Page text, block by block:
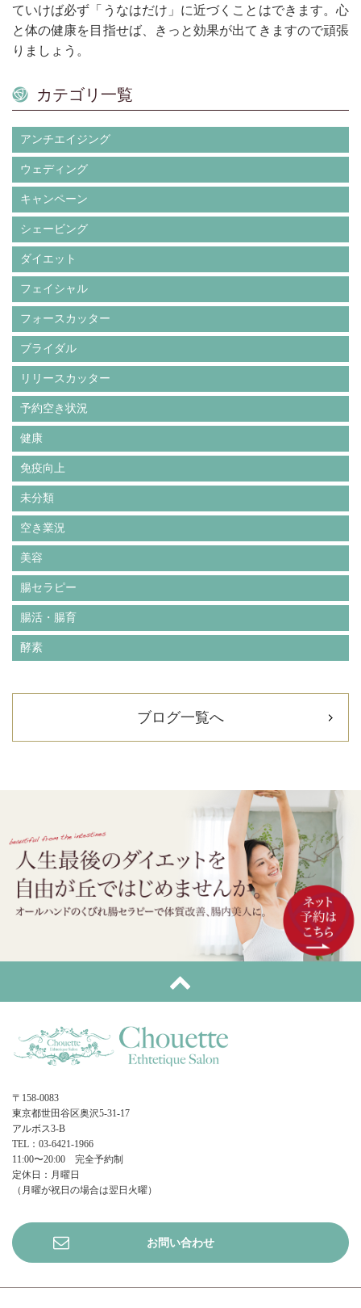
ていけば必ず「うなはだけ」に近づくことはできます。心
と体の健康を目指せば、きっと効果が出てきますので頑張
りましょう。
カテゴリ一覧
アンチエイジング
ウェディング
キャンペーン
シェービング
ダイエット
フェイシャル
フォースカッター
ブライダル
リリースカッター
予約空き状況
健康
免疫向上
未分類
空き業況
美容
腸セラピー
腸活・腸育
酵素
ブログ一覧へ
〒158-0083
東京都世田谷区奥沢5-31-17
アルボス3-B
TEL：03-6421-1966
11:00〜20:00 完全予約制
定休日：月曜日
（月曜が祝日の場合は翌日火曜）
お問い合わせ